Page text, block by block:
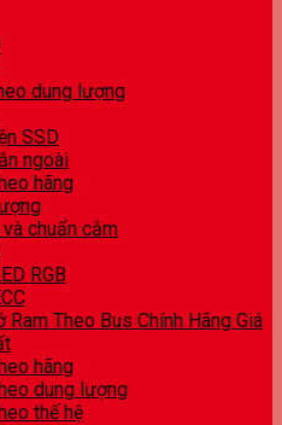
dung lượng
SSD
ngoài
hãng
và chuẩn cắm
RGB
Ram Theo Bus Chính Hãng Giá
hãng
dung lượng
thế hệ